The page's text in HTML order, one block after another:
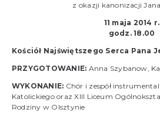
z okazji kanonizacji Jana
11 maja 2014 r.
godz. 18.00
Kościół Najświętszego Serca Pana
PRZYGOTOWANIE: Anna Szybanow,
WYKONANIE: Chór i zespół
Katolickiego oraz XIII Liceum
Rodziny w Olsztynie